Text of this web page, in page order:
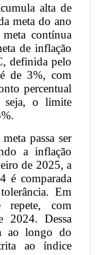
alta de
meta do ano
contínua
de inflação
definida pelo
de 3%, com
percentual
seja, o limite
passa ser
a inflação
de 2025, a
é comparada
Em
repete, com
2024. Dessa
ao longo do
ao índice